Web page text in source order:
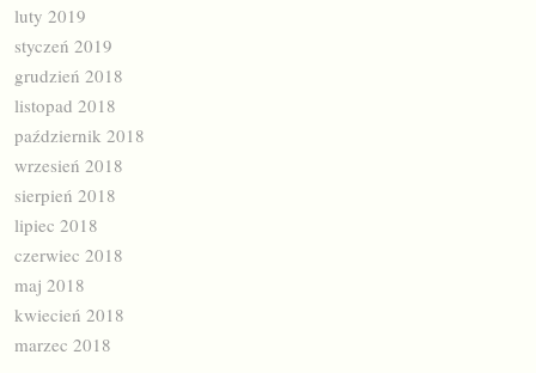
luty 2019
styczeń 2019
grudzień 2018
listopad 2018
październik 2018
wrzesień 2018
sierpień 2018
lipiec 2018
czerwiec 2018
maj 2018
kwiecień 2018
marzec 2018